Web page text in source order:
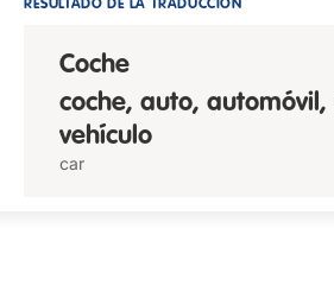
RESULTADO DE LA TRADUCCIÓN
Coche
coche, auto, automóvil,
vehículo
car